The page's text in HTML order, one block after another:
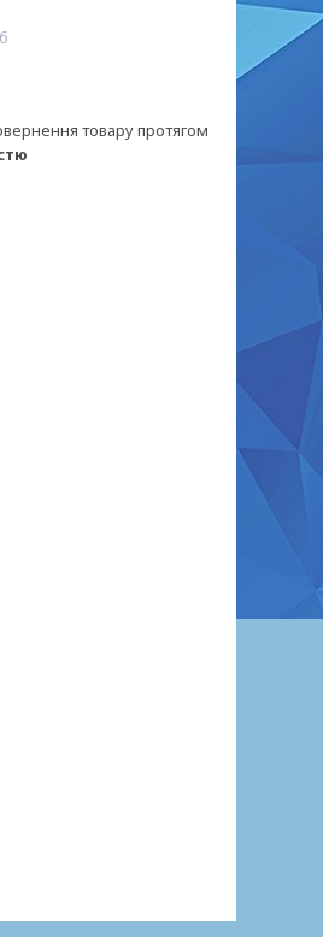
товару протягом